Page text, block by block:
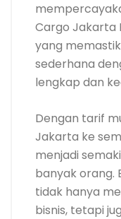
Cargo Jakarta
yang
sederhana
lengkap dan
Dengan tarif
Jakarta ke
menjadi
banyak orang.
tidak hanya
bisnis, tetapi